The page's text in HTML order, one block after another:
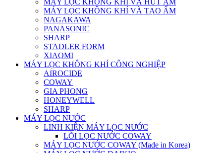
MÁY LỌC KHÔNG KHÍ VÀ HÚT ẨM
MÁY LỌC KHÔNG KHÍ VÀ TẠO ẨM
NAGAKAWA
PANASONIC
SHARP
STADLER FORM
XIAOMI
MÁY LỌC KHÔNG KHÍ CÔNG NGHIỆP
AIROCIDE
COWAY
GIA PHONG
HONEYWELL
SHARP
MÁY LỌC NƯỚC
LINH KIỆN MÁY LỌC NƯỚC
LÕI LỌC NƯỚC COWAY
MÁY LỌC NƯỚC COWAY (Made in Korea)